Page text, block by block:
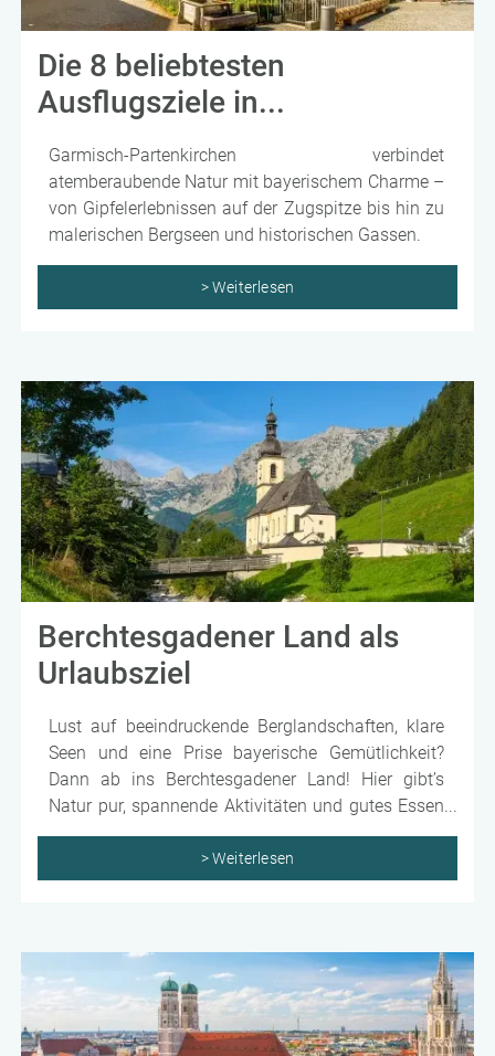
Die 8 beliebtesten
Ausflugsziele in...
Garmisch-Partenkirchen verbindet
atemberaubende Natur mit bayerischem Charme –
von Gipfelerlebnissen auf der Zugspitze bis hin zu
malerischen Bergseen und historischen Gassen.
> Weiterlesen
Berchtesgadener Land als
Urlaubsziel
Lust auf beeindruckende Berglandschaften, klare
Seen und eine Prise bayerische Gemütlichkeit?
Dann ab ins Berchtesgadener Land! Hier gibt’s
Natur pur, spannende Aktivitäten und gutes Essen
– alles, was ein perfekter Kurztrip braucht.
> Weiterlesen